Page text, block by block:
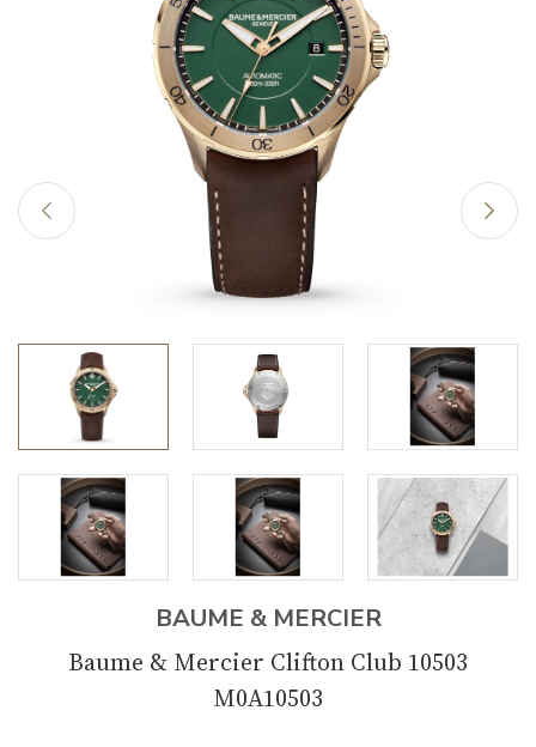
BAUME & MERCIER
Baume & Mercier Clifton Club 10503
M0A10503